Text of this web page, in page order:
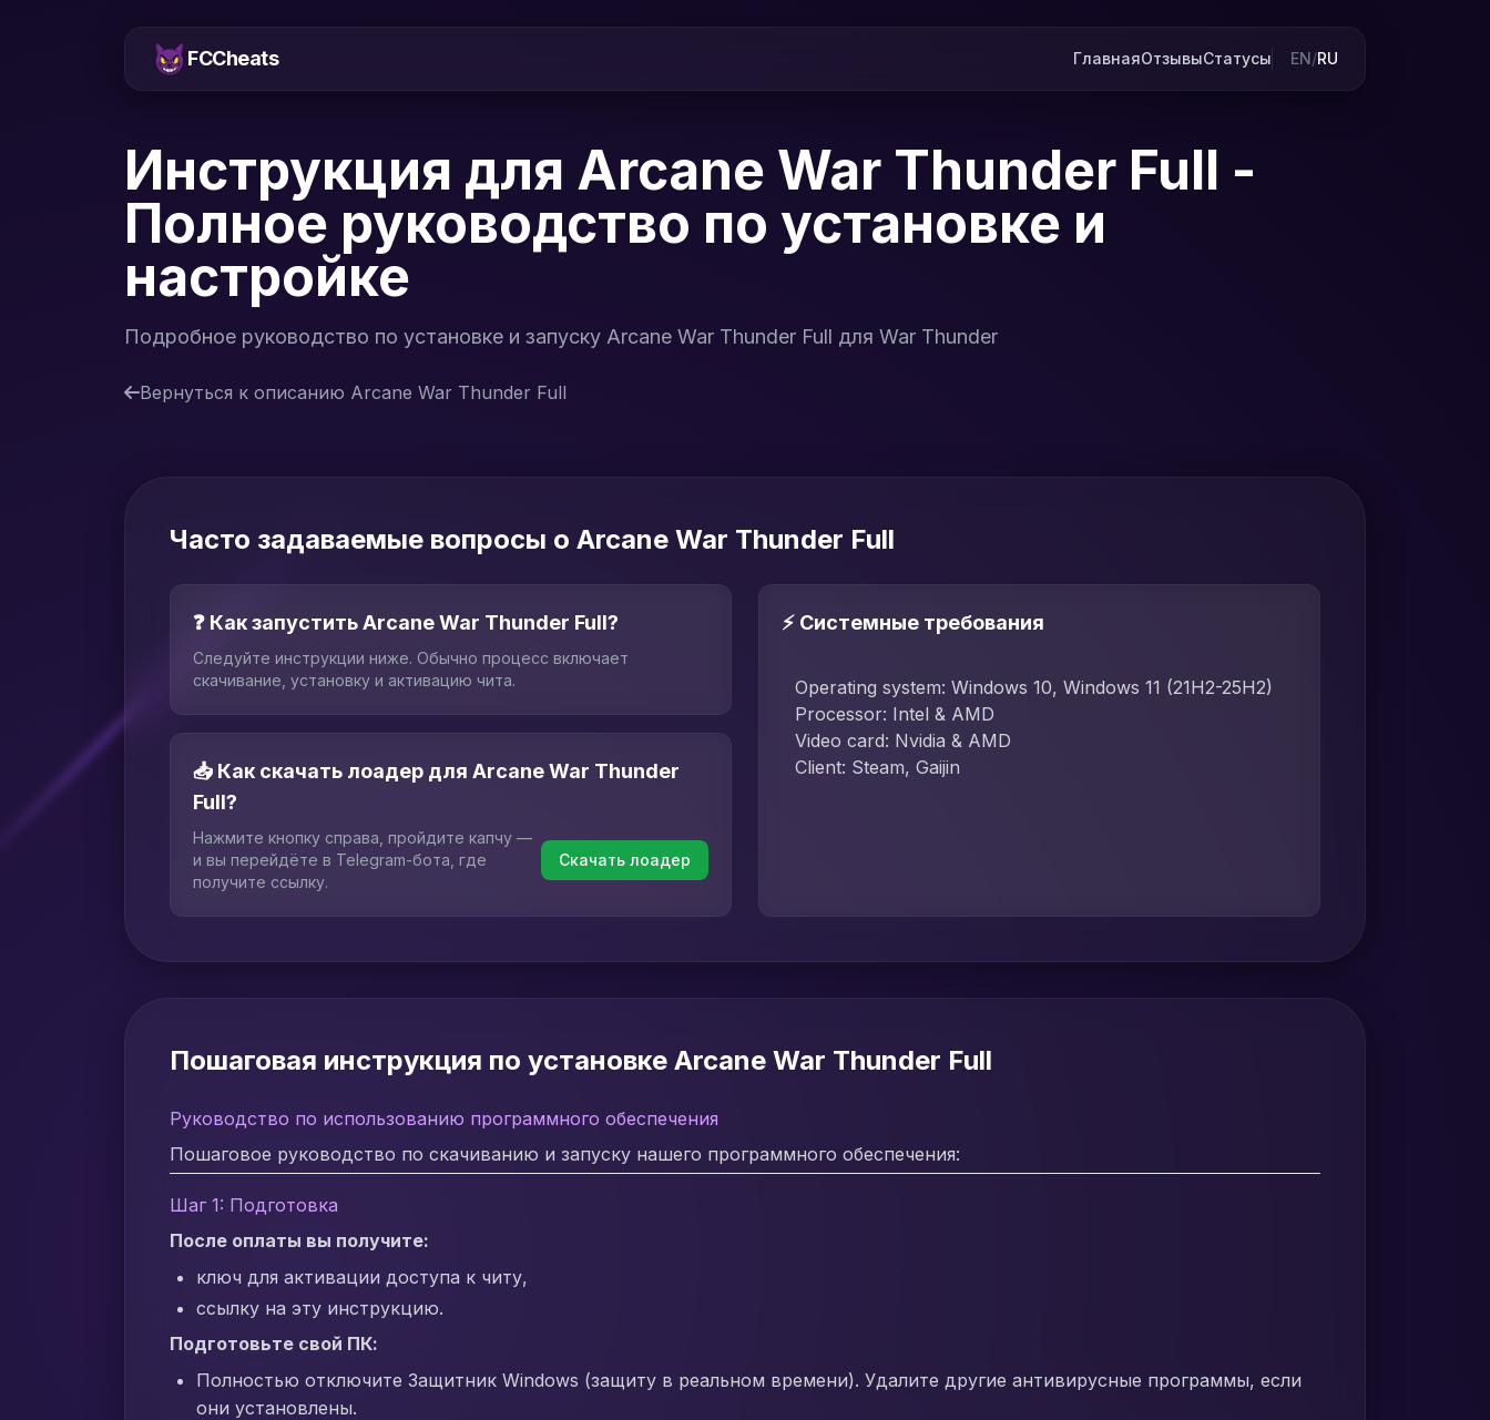
FCCheats ГлавнаяОтзывыСтатусы EN/RU
Инструкция для Arcane War Thunder Full -
Полное руководство по установке и
настройке
Подробное руководство по установке и запуску Arcane War Thunder Full для War Thunder
Вернуться к описанию Arcane War Thunder Full
Часто задаваемые вопросы о Arcane War Thunder Full
❓ Как запустить Arcane War Thunder Full?
Следуйте инструкции ниже. Обычно процесс включает
скачивание, установку и активацию чита.
📥 Как скачать лоадер для Arcane War Thunder
Full?
Нажмите кнопку справа, пройдите капчу —
и вы перейдёте в Telegram-бота, где
получите ссылку.
Скачать лоадер
⚡ Системные требования
Operating system: Windows 10, Windows 11 (21H2-25H2)
Processor: Intel & AMD
Video card: Nvidia & AMD
Client: Steam, Gaijin
Пошаговая инструкция по установке Arcane War Thunder Full
Руководство по использованию программного обеспечения
Пошаговое руководство по скачиванию и запуску нашего программного обеспечения:
Шаг 1: Подготовка
После оплаты вы получите:
ключ для активации доступа к читу,
ссылку на эту инструкцию.
Подготовьте свой ПК:
Полностью отключите Защитник Windows (защиту в реальном времени). Удалите другие антивирусные программы, если
они установлены.